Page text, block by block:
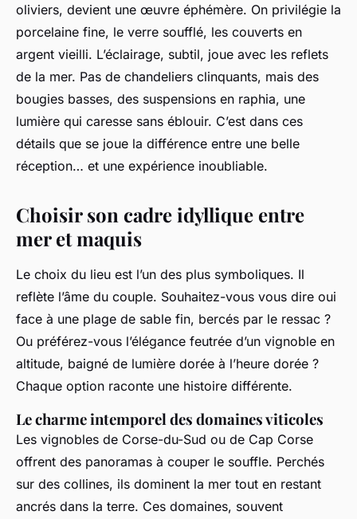
oliviers, devient une œuvre éphémère. On privilégie la
porcelaine fine, le verre soufflé, les couverts en
argent vieilli. L’éclairage, subtil, joue avec les reflets
de la mer. Pas de chandeliers clinquants, mais des
bougies basses, des suspensions en raphia, une
lumière qui caresse sans éblouir. C’est dans ces
détails que se joue la différence entre une belle
réception… et une expérience inoubliable.
Choisir son cadre idyllique entre
mer et maquis
Le choix du lieu est l’un des plus symboliques. Il
reflète l’âme du couple. Souhaitez-vous vous dire oui
face à une plage de sable fin, bercés par le ressac ?
Ou préférez-vous l’élégance feutrée d’un vignoble en
altitude, baigné de lumière dorée à l’heure dorée ?
Chaque option raconte une histoire différente.
Le charme intemporel des domaines viticoles
Les vignobles de Corse-du-Sud ou de Cap Corse
offrent des panoramas à couper le souffle. Perchés
sur des collines, ils dominent la mer tout en restant
ancrés dans la terre. Ces domaines, souvent